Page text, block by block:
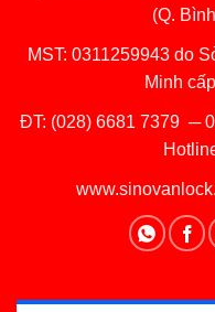
(Q.
MST: 0311259943 do
Minh
ĐT: (028) 6681 7379 ─